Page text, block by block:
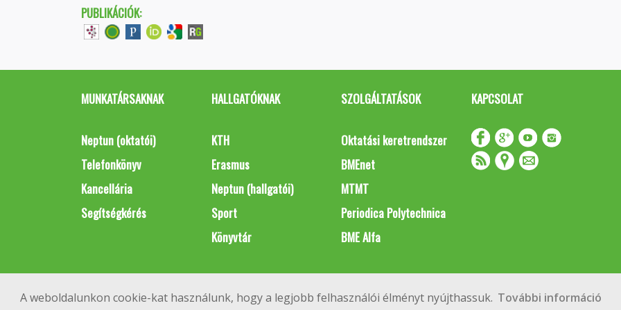
A weboldalunkon cookie-kat használunk, hogy a legjobb felhasználói élményt nyújthassuk. További információ
PUBLIKÁCIÓK:
MUNKATÁRSAKNAK
Neptun (oktatói)
Telefonkönyv
Kancellária
Segítségkérés
HALLGATÓKNAK
KTH
Erasmus
Neptun (hallgatói)
Sport
Könyvtár
SZOLGÁLTATÁSOK
Oktatási keretrendszer
BMEnet
MTMT
Periodica Polytechnica
BME Alfa
KAPCSOLAT
Impresszum
Copyright © 2020 BME Építőmérnöki Kar
1111 Budapest, Műegyetem rkp. 3.
+36 1 463 3531